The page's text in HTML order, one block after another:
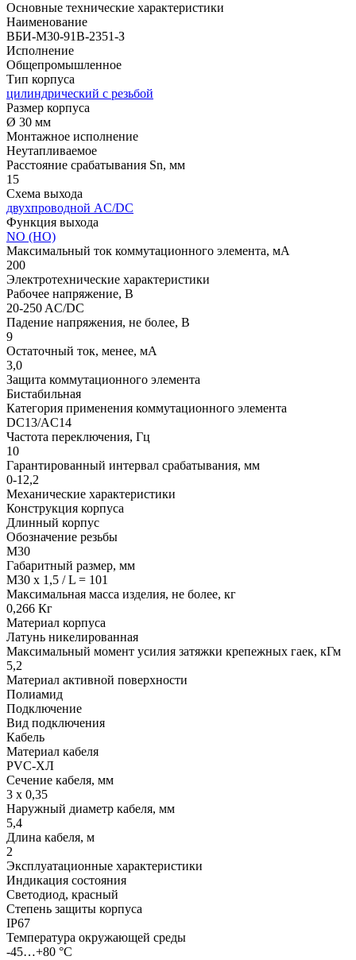
Основные технические характеристики
Наименование
ВБИ-М30-91В-2351-З
Исполнение
Общепромышленное
Тип корпуса
цилиндрический с резьбой
Размер корпуса
Ø 30 мм
Монтажное исполнение
Неутапливаемое
Расстояние срабатывания Sn, мм
15
Схема выхода
двухпроводной AC/DC
Функция выхода
NO (НО)
Максимальный ток коммутационного элемента, мА
200
Электротехнические характеристики
Рабочее напряжение, В
20-250 AC/DC
Падение напряжения, не более, В
9
Остаточный ток, менее, мА
3,0
Защита коммутационного элемента
Бистабильная
Категория применения коммутационного элемента
DC13/АC14
Частота переключения, Гц
10
Гарантированный интервал срабатывания, мм
0-12,2
Механические характеристики
Конструкция корпуса
Длинный корпус
Обозначение резьбы
М30
Габаритный размер, мм
M30 x 1,5 / L = 101
Максимальная масса изделия, не более, кг
0,266 Кг
Материал корпуса
Латунь никелированная
Максимальный момент усилия затяжки крепежных гаек, кГм
5,2
Материал активной поверхности
Полиамид
Подключение
Вид подключения
Кабель
Материал кабеля
PVC-ХЛ
Сечение кабеля, мм
3 х 0,35
Наружный диаметр кабеля, мм
5,4
Длина кабеля, м
2
Эксплуатационные характеристики
Индикация состояния
Светодиод, красный
Степень защиты корпуса
IP67
Температура окружающей среды
-45…+80 °С